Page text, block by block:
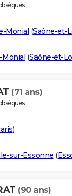
Monial (Saône-et-
Monial (Saône-et-
(71 ans)
)
sur-Essonne (
(90 ans)